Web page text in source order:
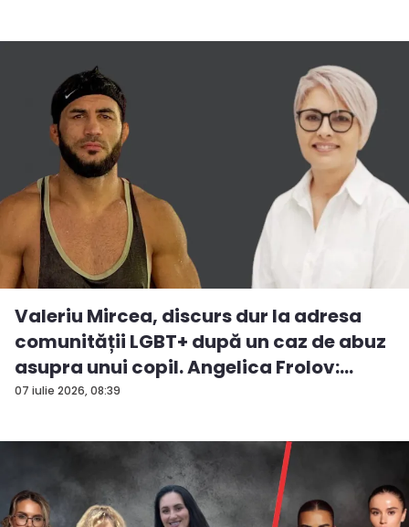
07 iulie 2026, 08:39
Valeriu Mircea, discurs dur la adresa
comunității LGBT+ după un caz de abuz
asupra unui copil. Angelica Frolov:
„Cum...